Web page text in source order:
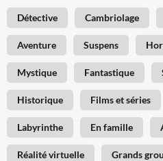
Détective Cambriolage
Aventure Suspens
Mystique Fantastique
Historique Films et séries
Labyrinthe En famille
Réalité virtuelle Grands